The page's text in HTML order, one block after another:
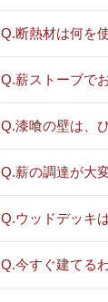
Q.断熱材は何を
Q.薪ストーブで
Q.漆喰の壁は、
Q.薪の調達が大
Q.ウッドデッキ
Q.今すぐ建てる